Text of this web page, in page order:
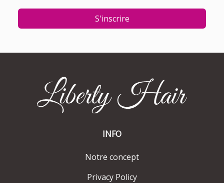
S'inscrire
INFO
Notre concept
Privacy Policy